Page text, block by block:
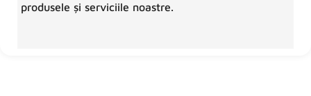
produsele și serviciile noastre.